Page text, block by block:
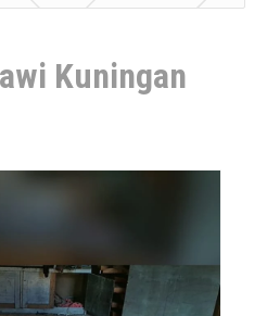
Kuningan